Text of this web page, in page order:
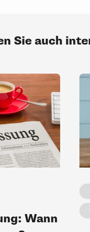
Sie auch
Wann